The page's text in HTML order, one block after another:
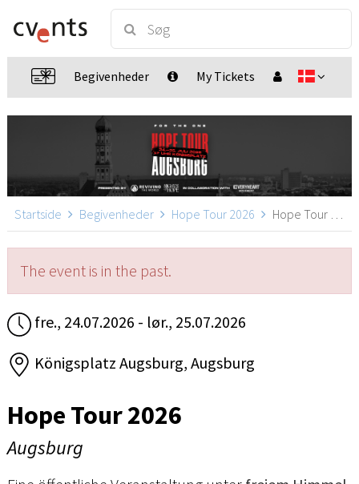
Begivenheder My Tickets
Startside Begivenheder Hope Tour 2026 Hope Tour 2026, Augsburg
The event is in the past.
fre., 24.07.2026 - lør., 25.07.2026
Königsplatz Augsburg, Augsburg
Hope Tour 2026
Augsburg